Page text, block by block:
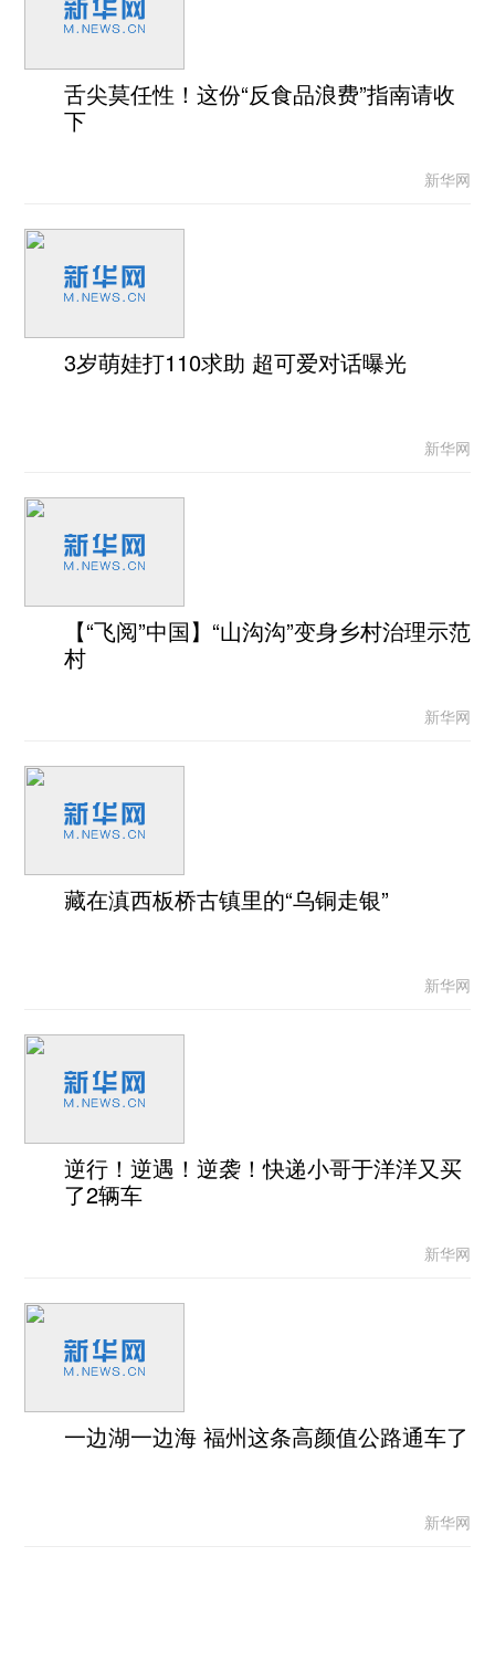
舌尖莫任性！这份“反食品浪费”指南请收
下
新华网
3岁萌娃打110求助 超可爱对话曝光
新华网
【“飞阅”中国】“山沟沟”变身乡村治理示范
村
新华网
藏在滇西板桥古镇里的“乌铜走银”
新华网
逆行！逆遇！逆袭！快递小哥于洋洋又买
了2辆车
新华网
一边湖一边海 福州这条高颜值公路通车了
新华网